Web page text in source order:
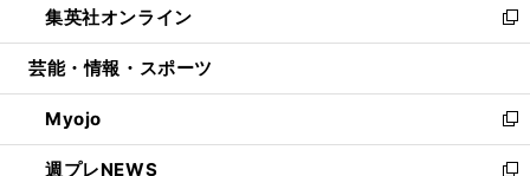
く
で
開
ド
ウ
開
く
ィ
ン
ウ
で
開
く
い
ウ
ン
ド
ウ
で
集英社オンライン
新
し
ウ
ィ
ン
ド
芸能・情報・スポーツ
Myojo
新
し
週プレNEWS